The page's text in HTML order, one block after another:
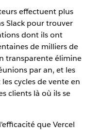
effectuent plus
Slack pour trouver
dont ils ont
de milliers de
transparente élimine
par an, et les
cycles de vente en
clients là où ils se
que Vercel